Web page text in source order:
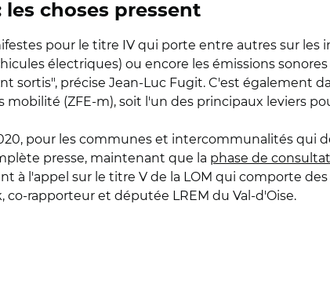
les choses pressent
pour le titre IV qui porte entre autres sur
électriques) ou encore les émissions
sortis", précise Jean-Luc Fugit. C'est également
mobilité (ZFE-m), soit l'un des principaux leviers
pour les communes et intercommunalités qui
presse, maintenant que la phase de
à l'appel sur le titre V de la LOM qui comporte
rapporteur et députée LREM du Val-d'Oise.